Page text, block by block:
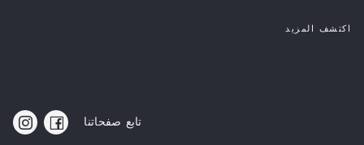
اكتشف المزيد
تابع صفحاتنا